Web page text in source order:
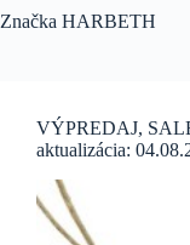
Značka HARBETH
VÝPREDAJ,
aktualizácia: